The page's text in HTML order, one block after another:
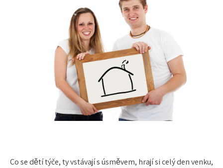
Co se dětí týče, ty vstávají s úsměvem, hrají si celý den venku,